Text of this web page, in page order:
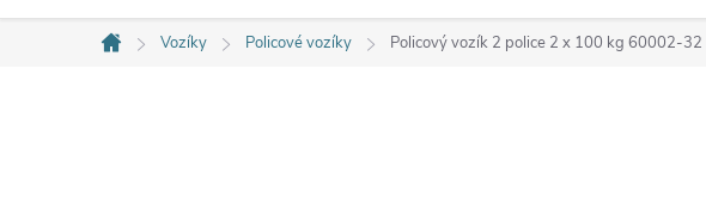
Domů
Vozíky Policové vozíky Policový vozík 2 police 2 x 100 kg 60002-32